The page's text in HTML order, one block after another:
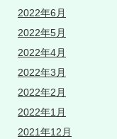
2022年6月
2022年5月
2022年4月
2022年3月
2022年2月
2022年1月
2021年12月